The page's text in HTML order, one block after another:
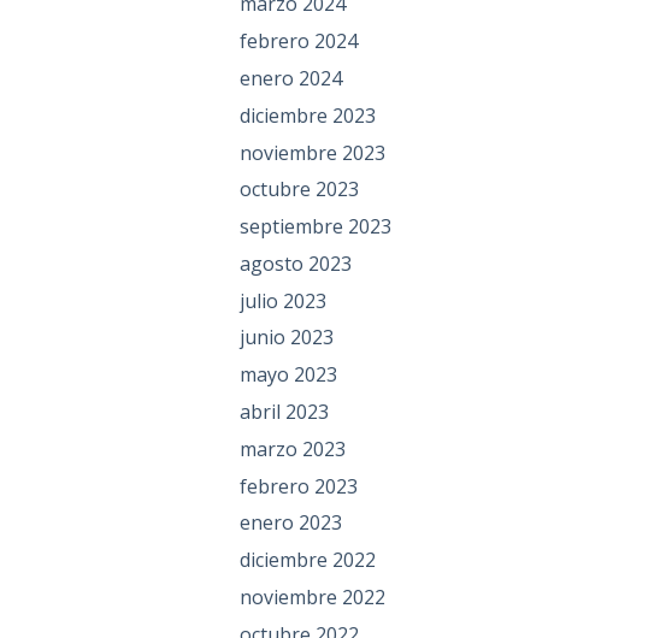
febrero 2024
enero 2024
diciembre 2023
noviembre 2023
octubre 2023
septiembre 2023
agosto 2023
julio 2023
junio 2023
mayo 2023
abril 2023
marzo 2023
febrero 2023
enero 2023
diciembre 2022
noviembre 2022